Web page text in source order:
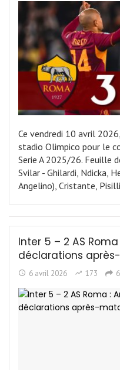
Ce vendredi 10 avril
stadio Olimpico pour le
Serie A 2025/26. Feuille
Svilar - Ghilardi, Ndicka,
Angelino), Cristante,
Inter 5 – 2 AS
déclarations
6 avril 2026 173 6